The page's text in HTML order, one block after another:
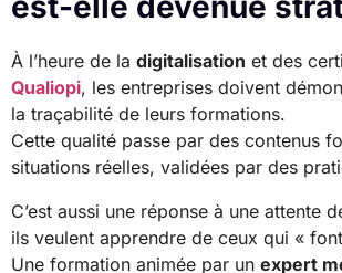
À l’heure de la digitalisation et des
Qualiopi, les entreprises doivent
la traçabilité de leurs formations.
Cette qualité passe par des contenus
situations réelles, validées par des
C’est aussi une réponse à une attente
ils veulent apprendre de ceux qui «
Une formation animée par un expert